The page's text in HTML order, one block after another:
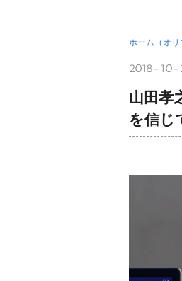
ホーム（オリ
2018-10-
山田孝
を信じ